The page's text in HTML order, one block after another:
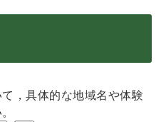
，具体的な地域名や体験